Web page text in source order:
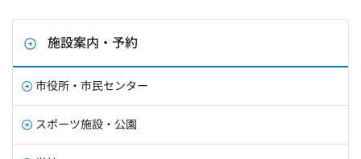
施設案内・予約
市役所・市民センター
スポーツ施設・公園